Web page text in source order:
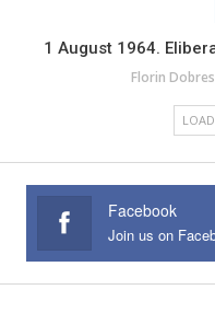
1 August 1964.
Florin
Facebook